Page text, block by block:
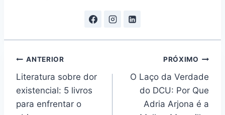
Navegação
de
Post
ANTERIOR
Literatura sobre dor
existencial: 5 livros
para enfrentar o
PRÓXIMO
O Laço da Verdade
do DCU: Por Que
Adria Arjona é a